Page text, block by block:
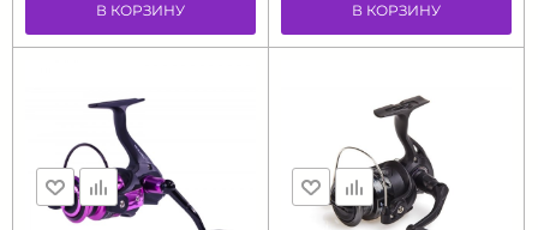
В КОРЗИНУ В КОРЗИНУ